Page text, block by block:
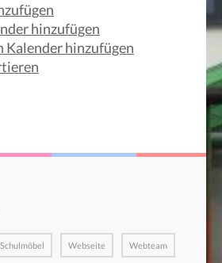
hinzufügen
Kalender hinzufügen
Schulmöbel Webseite Webteam